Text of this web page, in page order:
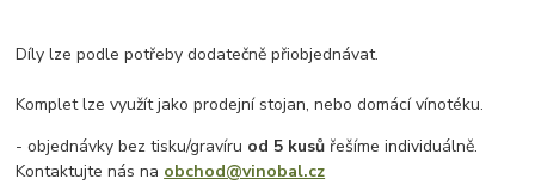
Díly lze podle potřeby dodatečně přiobjednávat.
Komplet lze využít jako prodejní stojan, nebo domácí vínotéku.
- objednávky bez tisku/gravíru od 5 kusů řešíme individuálně.
Kontaktujte nás na obchod@vinobal.cz